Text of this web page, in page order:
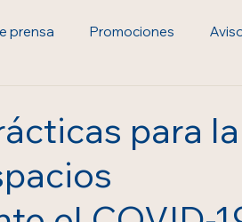
prensa Promociones
para la